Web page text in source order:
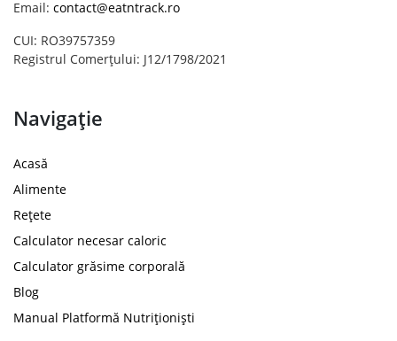
Email: contact@eatntrack.ro
CUI: RO39757359
Registrul Comerțului: J12/1798/2021
Navigație
Acasă
Alimente
Rețete
Calculator necesar caloric
Calculator grăsime corporală
Blog
Manual Platformă Nutriționiști